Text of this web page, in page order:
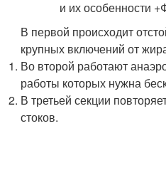
В первой происходит
крупных включений от
Во второй работают
работы которых нужна
В третьей секции
стоков.